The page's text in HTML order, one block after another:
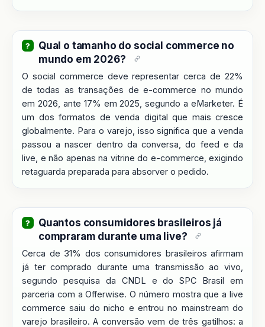
Qual o tamanho do social commerce no
mundo em 2026?
O social commerce deve representar cerca de 22%
de todas as transações de e-commerce no mundo
em 2026, ante 17% em 2025, segundo a eMarketer. É
um dos formatos de venda digital que mais cresce
globalmente. Para o varejo, isso significa que a venda
passou a nascer dentro da conversa, do feed e da
live, e não apenas na vitrine do e-commerce, exigindo
retaguarda preparada para absorver o pedido.
Quantos consumidores brasileiros já
compraram durante uma live?
Cerca de 31% dos consumidores brasileiros afirmam
já ter comprado durante uma transmissão ao vivo,
segundo pesquisa da CNDL e do SPC Brasil em
parceria com a Offerwise. O número mostra que a live
commerce saiu do nicho e entrou no mainstream do
varejo brasileiro. A conversão vem de três gatilhos: a